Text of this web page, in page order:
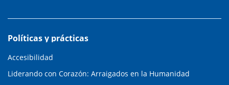
Políticas y prácticas
Accesibilidad
Liderando con Corazón: Arraigados en la Humanidad